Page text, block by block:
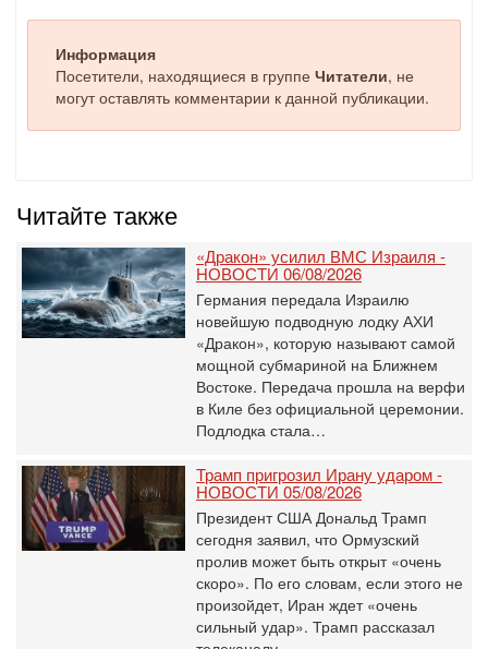
Информация
Посетители, находящиеся в группе Читатели, не
могут оставлять комментарии к данной публикации.
Читайте также
«Дракон» усилил ВМС Израиля -
НОВОСТИ 06/08/2026
Германия передала Израилю
новейшую подводную лодку АХИ
«Дракон», которую называют самой
мощной субмариной на Ближнем
Востоке. Передача прошла на верфи
в Киле без официальной церемонии.
Подлодка стала…
Трамп пригрозил Ирану ударом -
НОВОСТИ 05/08/2026
Президент США Дональд Трамп
сегодня заявил, что Ормузский
пролив может быть открыт «очень
скоро». По его словам, если этого не
произойдет, Иран ждет «очень
сильный удар». Трамп рассказал